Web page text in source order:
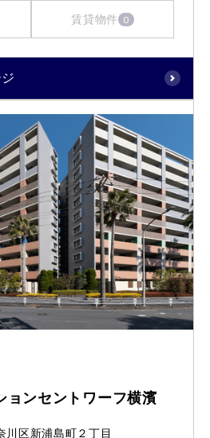
賃貸物件 0
ョンセントワーフ横濱
川区新浦島町２丁目